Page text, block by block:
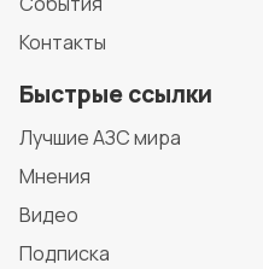
Контакты
Быстрые ссылки
Лучшие АЗС мира
Мнения
Видео
Подписка